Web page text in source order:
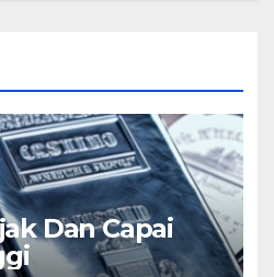
Dan Capai